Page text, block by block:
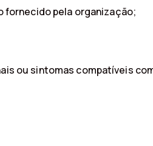
fornecido pela organização;
ou sintomas compatíveis